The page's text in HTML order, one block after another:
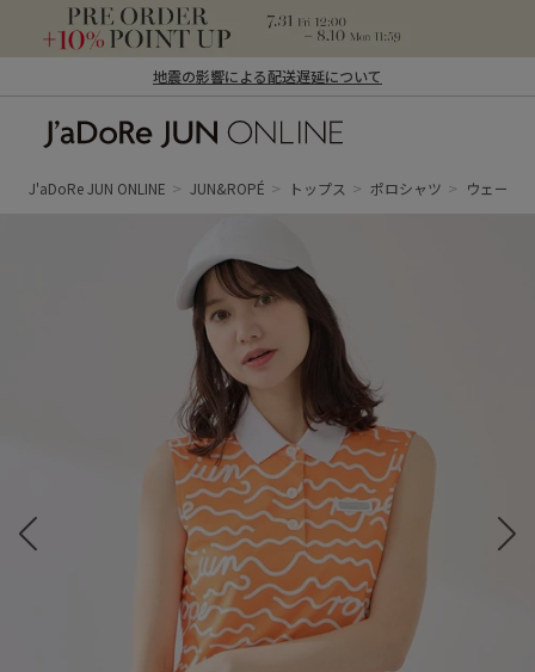
地震の影響による配送遅延について
ン オンライン）
J'aDoRe JUN ONLINE JUN&ROPÉ トップス ポロシャツ ウェーブ